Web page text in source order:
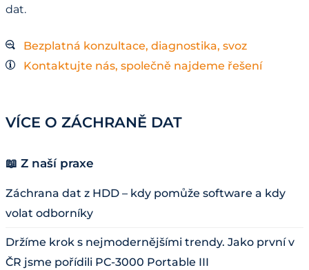
dat.
Bezplatná konzultace, diagnostika, svoz
Kontaktujte nás, společně najdeme řešení
VÍCE O ZÁCHRANĚ DAT
📖 Z naší praxe
Záchrana dat z HDD – kdy pomůže software a kdy
volat odborníky
Držíme krok s nejmodernějšími trendy. Jako první v
ČR jsme pořídili PC-3000 Portable III